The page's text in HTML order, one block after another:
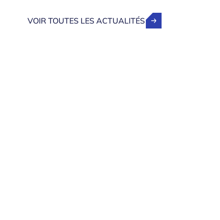
VOIR TOUTES LES ACTUALITÉS